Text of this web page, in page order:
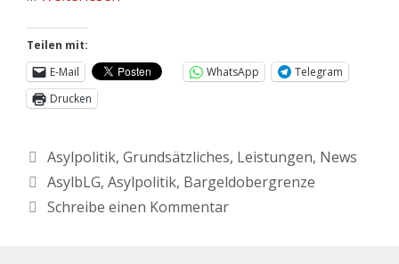
Teilen mit:
E-Mail
WhatsApp
Telegram
Drucken
Asylpolitik, Grundsätzliches, Leistungen, News
AsylbLG, Asylpolitik, Bargeldobergrenze
Schreibe einen Kommentar